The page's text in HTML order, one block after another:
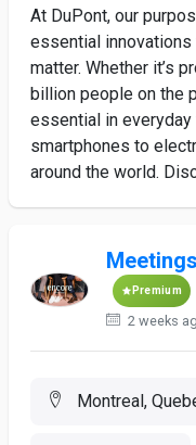
At DuPont, our
essential innovations
matter. Whether it’s
billion people on the
essential in
smartphones to
around the world.
Premium
2 weeks
Montreal,